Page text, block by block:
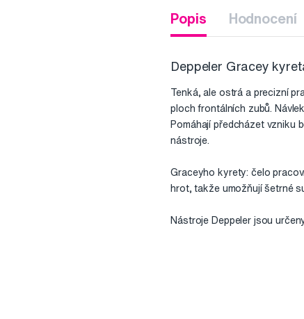
Popis Hodnocení
Deppeler Gracey
Tenká, ale ostrá a precizní
ploch frontálních zubů.
Pomáhají předcházet vzniku
nástroje.
Graceyho kyrety: čelo
hrot, takže umožňují šetrné
Nástroje Deppeler jsou